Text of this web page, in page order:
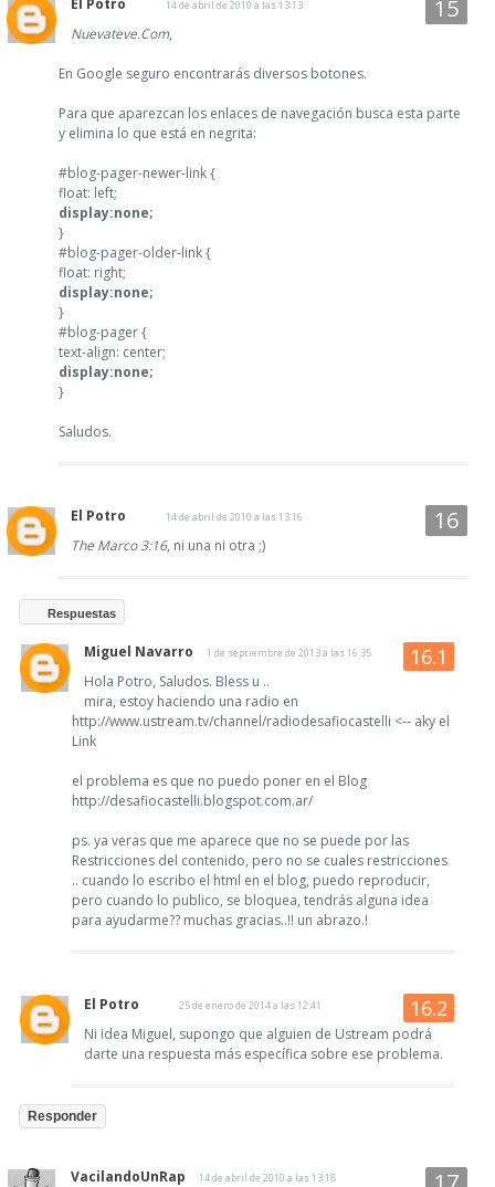
El Potro 14 de abril de 2010 a las 13:13
Nuevateve.Com,
En Google seguro encontrarás diversos botones.
Para que aparezcan los enlaces de navegación busca esta parte
y elimina lo que está en negrita:
#blog-pager-newer-link {
float: left;
display:none;
}
#blog-pager-older-link {
float: right;
display:none;
}
#blog-pager {
text-align: center;
display:none;
}
Saludos.
El Potro 14 de abril de 2010 a las 13:16
The Marco 3:16, ni una ni otra ;)
Respuestas
Miguel Navarro 1 de septiembre de 2013 a las 16:35
Hola Potro, Saludos. Bless u ..
mira, estoy haciendo una radio en
http://www.ustream.tv/channel/radiodesafiocastelli <-- aky el
Link
el problema es que no puedo poner en el Blog
http://desafiocastelli.blogspot.com.ar/
ps. ya veras que me aparece que no se puede por las
Restricciones del contenido, pero no se cuales restricciones
.. cuando lo escribo el html en el blog, puedo reproducir,
pero cuando lo publico, se bloquea, tendrás alguna idea
para ayudarme?? muchas gracias..!! un abrazo.!
El Potro 25 de enero de 2014 a las 12:41
Ni idea Miguel, supongo que alguien de Ustream podrá
darte una respuesta más específica sobre ese problema.
Responder
VacilandoUnRap 14 de abril de 2010 a las 13:18